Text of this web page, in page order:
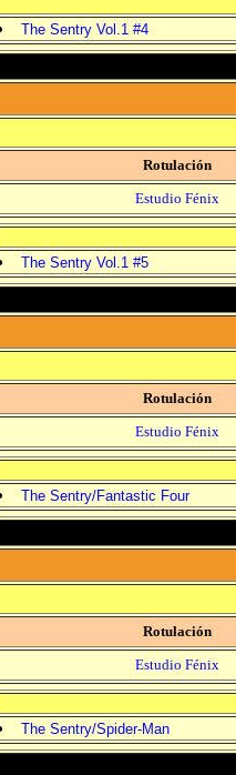
The Sentry Vol.1 #4
Rotulación
Estudio Fénix
The Sentry Vol.1 #5
Rotulación
Estudio Fénix
The Sentry/Fantastic Four
Rotulación
Estudio Fénix
The Sentry/Spider-Man